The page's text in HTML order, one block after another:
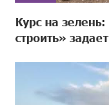
Курс на
строить»